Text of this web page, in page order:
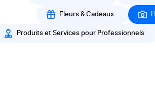
Fleurs & Cadeaux
Produits et Services pour Professionnels